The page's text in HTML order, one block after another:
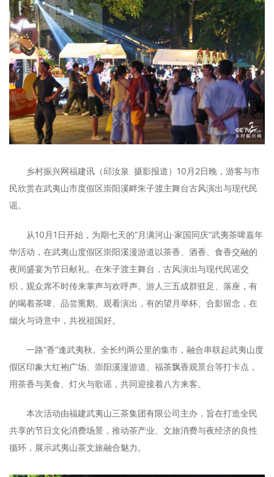
乡村振兴网福建讯（邱汝泉 摄影报道）10月2日晚，游客与市
民欣赏在武夷山市度假区崇阳溪畔朱子渡主舞台古风演出与现代民
谣。
从10月1日开始，为期七天的“月满河山·家国同庆”武夷茶啤嘉年
华活动，在武夷山度假区崇阳溪漫游道以茶香、酒香、食香交融的
夜间盛宴为节日献礼。在朱子渡主舞台，古风演出与现代民谣交
织，观众席不时传来掌声与欢呼声。游人三五成群驻足、落座，有
的喝着茶啤、品尝熏鹅、观看演出，有的望月举杯、合影留念，在
烟火与诗意中，共祝祖国好。
一路“香”逢武夷秋。全长约两公里的集市，融合串联起武夷山度
假区印象大红袍广场、崇阳溪漫游道、福茶飘香观景台等打卡点，
用茶香与美食、灯火与歌谣，共同迎接着八方来客。
本次活动由福建武夷山三茶集团有限公司主办，旨在打造全民
共享的节日文化消费场景，推动茶产业、文旅消费与夜经济的良性
循环，展示武夷山茶文旅融合魅力。